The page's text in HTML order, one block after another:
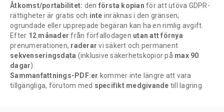
Åtkomst/portabilitet: den första kopian för att utöva GDPR-
rättigheter är gratis och inte inräknas i den gränsen;
ogrundade eller upprepade begäran kan ha en rimlig avgift.
Efter 12 månader från förfallodagen utan att förnya
prenumerationen, raderarvi säkert och permanent
sekvenseringsdata (inklusive säkerhetskopior på max 90
dagar).
Sammanfattnings-PDF:er kommer inte längre att vara
tillgängliga, förutom med specifikt medgivande till lagring.